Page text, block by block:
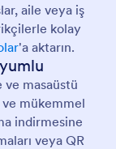
aile veya iş
kolay
'a aktarın.
masaüstü
mükemmel
indirmesine
veya QR